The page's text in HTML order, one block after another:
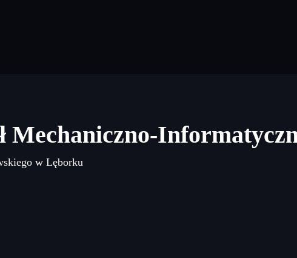
Mechaniczno-
w Lęborku